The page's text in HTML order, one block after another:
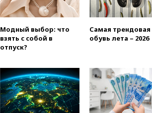
Модный выбор: что
взять с собой в
отпуск?
Самая трендовая
обувь лета – 2026